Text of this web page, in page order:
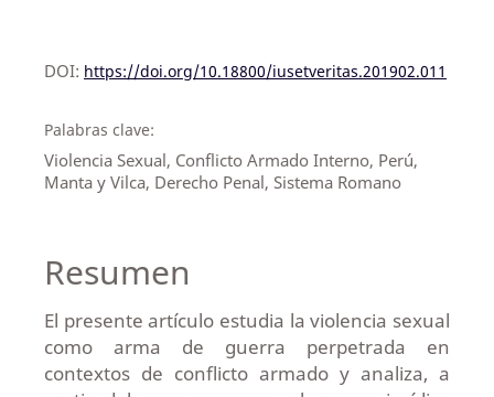
DOI: https://doi.org/10.18800/iusetveritas.201902.011
Palabras clave:
Violencia Sexual, Conflicto Armado Interno, Perú,
Manta y Vilca, Derecho Penal, Sistema Romano
Resumen
El presente artículo estudia la violencia sexual
como arma de guerra perpetrada en
contextos de conflicto armado y analiza, a